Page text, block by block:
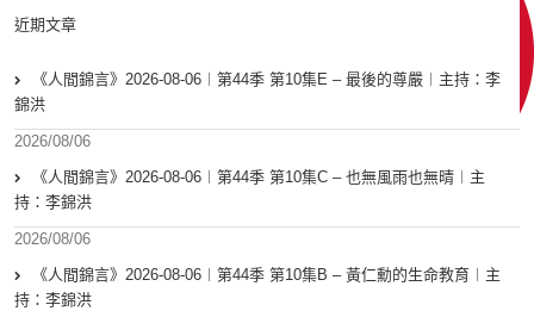
近期文章
《人間錦言》2026-08-06︱第44季 第10集E – 最後的尊嚴︱主持：李
錦洪
2026/08/06
《人間錦言》2026-08-06︱第44季 第10集C – 也無風雨也無晴︱主
持：李錦洪
2026/08/06
《人間錦言》2026-08-06︱第44季 第10集B – 黃仁勳的生命教育︱主
持：李錦洪